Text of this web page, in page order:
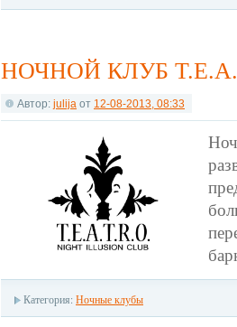
НОЧНОЙ КЛУБ
Автор: julija от 12-08-2013, 08:33
Категория: Ночные клубы